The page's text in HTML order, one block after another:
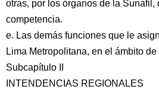
otras, por los órganos de la Sunafil,
competencia.
e. Las demás funciones que le
Lima Metropolitana, en el ámbito
Subcapítulo II
INTENDENCIAS REGIONALES